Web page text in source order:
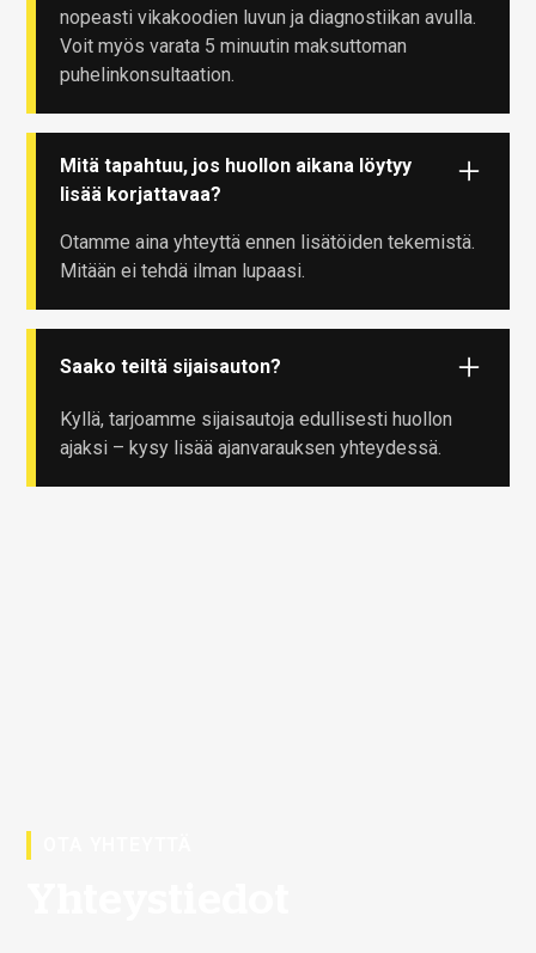
nopeasti vikakoodien luvun ja diagnostiikan avulla.
Voit myös varata 5 minuutin maksuttoman
puhelinkonsultaation.
Mitä tapahtuu, jos huollon aikana löytyy
lisää korjattavaa?
Otamme aina yhteyttä ennen lisätöiden tekemistä.
Mitään ei tehdä ilman lupaasi.
Saako teiltä sijaisauton?
Kyllä, tarjoamme sijaisautoja edullisesti huollon
ajaksi – kysy lisää ajanvarauksen yhteydessä.